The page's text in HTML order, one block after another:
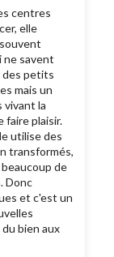
centres
elle
ne savent
des petits
mais un
vivant la
faire plaisir.
utilise des
transformés,
de
Donc
et c'est un
bien aux